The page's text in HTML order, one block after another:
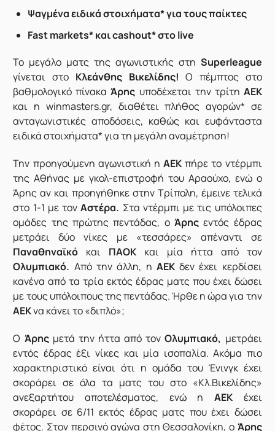
Ψαγμένα ειδικά στοιχήματα* για τους παίκτες
Fast markets* και cashout* στο live
Το μεγάλο ματς της αγωνιστικής στη Superleague
γίνεται στο Κλεάνθης Βικελίδης! Ο πέμπτος στο
βαθμολογικό πίνακαΆρης υποδέχεται την τρίτη ΑΕΚ
και η winmasters.gr, διαθέτει πλήθος αγορών* σε
ανταγωνιστικές αποδόσεις, καθώς και ευφάνταστα
ειδικά στοιχήματα* για τη μεγάλη αναμέτρηση!
Την προηγούμενη αγωνιστική ηΑΕΚ πήρε το ντέρμπι
της Αθήνας με γκολ-επιστροφή του Αραούχο, ενώ ο
Άρης αν και προηγήθηκε στην Τρίπολη, έμεινε τελικά
στο 1-1 με τονΑστέρα. Στα ντέρμπι με τις υπόλοιπες
ομάδες της πρώτης πεντάδας, ο Άρηςεντός έδρας
μετράει δύο νίκες με «τεσσάρες» απέναντι σε
Παναθηναϊκό και ΠΑΟΚ και μία ήττα από τον
Ολυμπιακό. Από την άλλη, η ΑΕΚδεν έχει κερδίσει
κανένα από τα τρία εκτός έδρας ματς που έχει δώσει
με τους υπόλοιπους της πεντάδας. Ήρθε η ώρα για την
ΑΕΚνα κάνει το «διπλό»;
Ο Άρηςμετά την ήττα από τονΟλυμπιακό, μετράει
εντός έδρας έξι νίκες και μία ισοπαλία. Ακόμα πιο
χαρακτηριστικό είναι ότι η ομάδα του Ένινγκ έχει
σκοράρει σε όλα τα ματς του στο «Κλ.Βικελίδης»
ανεξαρτήτου αποτελέσματος, ενώ η ΑΕΚέχει
σκοράρει σε 6/11 εκτός έδρας ματς που έχει δώσει
φέτος. Στον περσινό αγώνα στη Θεσσαλονίκη, ο Άρης